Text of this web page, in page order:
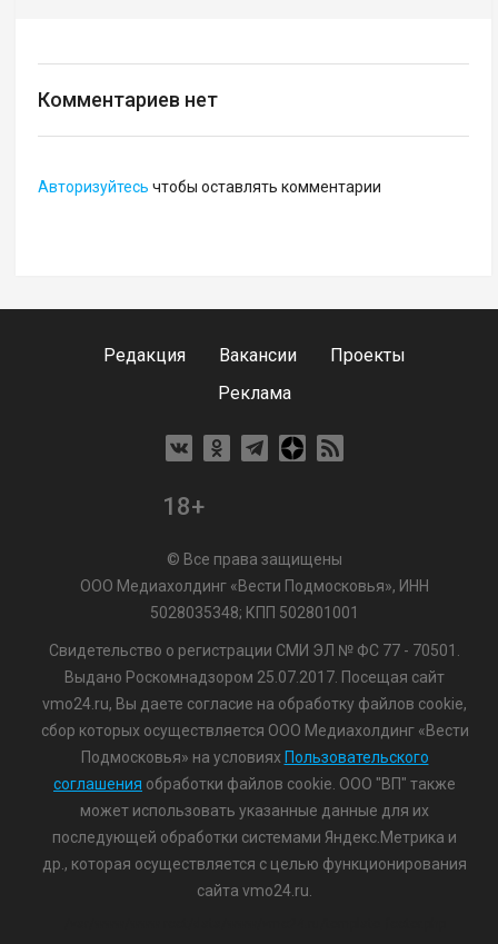
Комментариев нет
Авторизуйтесь чтобы оставлять комментарии
Редакция Вакансии
Проекты
Реклама
18+
© Все права защищены
ООО Медиахолдинг «Вести Подмосковья», ИНН
5028035348; КПП 502801001
Свидетельство о регистрации СМИ ЭЛ № ФС 77 - 70501.
Выдано Роскомнадзором 25.07.2017. Посещая сайт
vmo24.ru, Вы даете согласие на обработку файлов cookie,
сбор которых осуществляется ООО Медиахолдинг «Вести
Подмосковья» на условиях Пользовательского
соглашения обработки файлов cookie. ООО "ВП" также
может использовать указанные данные для их
последующей обработки системами Яндекс.Метрика и
др., которая осуществляется с целью функционирования
сайта vmo24.ru.